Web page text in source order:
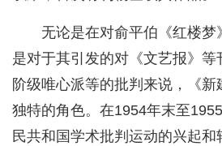
无论是在对俞平伯《红楼
是对于其引发的对《文艺报》
阶级唯心派等的批判来说，《
独特的角色。在1954年末至
民共和国学术批判运动的兴起和